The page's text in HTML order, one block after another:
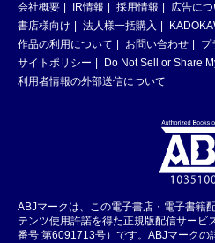
会社概要 IR情報 採用情報 広告に
書店様向け
法人様一括購入
作品の利用について
お問い合わせ
プ
サイトポリシー
Do Not Sell or Share
利用者情報の外部送信について
ABJマークは、この電子書店・電子書籍
テンツ使用許諾を得た正規版配信サービ
番号 第6091713号）です。ABJマークの